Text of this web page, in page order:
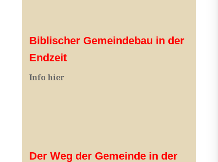
Biblischer Gemeindebau in der
Endzeit
Info hier
Der Weg der Gemeinde in der